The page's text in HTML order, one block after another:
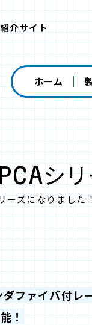
介サイト
ホーム
シ
ーズになりました！
ファイバ付レ
！